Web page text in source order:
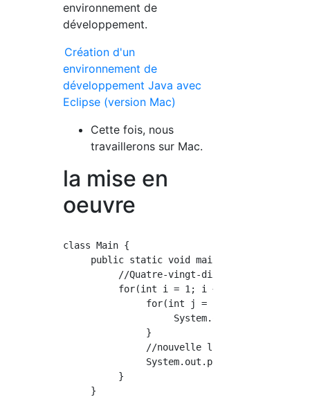
environnement de
développement.
Création d'un
environnement de
développement Java avec
Eclipse (version Mac)
Cette fois, nous
travaillerons sur Mac.
la mise en
oeuvre
class Main {
public static void main(String[] args)
          //Quatre-vingt-dix-neuf calculs
          for(int i = 1; i < 10; i++) {
               for(int j = 1; j < 10; j++) {
System.out.print(" " +
               }
               //nouvelle ligne
               System.out.println();
          }
     }